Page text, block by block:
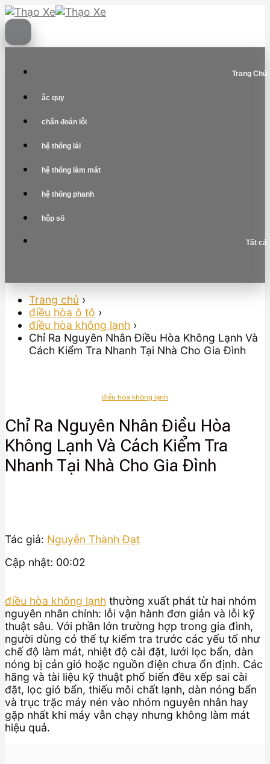
Skip
to
content
Trang Chủ
ắc quy
chẩn đoán lỗi
hệ thống lái
hệ thống làm mát
hệ thống phanh
hộp số
Tất cả
Trang chủ ›
điều hòa ô tô ›
điều hòa không lạnh ›
Chỉ Ra Nguyên Nhân Điều Hòa Không Lạnh Và
Cách Kiểm Tra Nhanh Tại Nhà Cho Gia Đình
điều hòa không lạnh
Chỉ Ra Nguyên Nhân Điều Hòa
Không Lạnh Và Cách Kiểm Tra
Nhanh Tại Nhà Cho Gia Đình
Tác giả: Nguyễn Thành Đạt
Cập nhật: 00:02
điều hòa không lạnh thường xuất phát từ hai nhóm
nguyên nhân chính: lỗi vận hành đơn giản và lỗi kỹ
thuật sâu. Với phần lớn trường hợp trong gia đình,
người dùng có thể tự kiểm tra trước các yếu tố như
chế độ làm mát, nhiệt độ cài đặt, lưới lọc bẩn, dàn
nóng bị cản gió hoặc nguồn điện chưa ổn định. Các
hãng và tài liệu kỹ thuật phổ biến đều xếp sai cài
đặt, lọc gió bẩn, thiếu môi chất lạnh, dàn nóng bẩn
và trục trặc máy nén vào nhóm nguyên nhân hay
gặp nhất khi máy vẫn chạy nhưng không làm mát
hiệu quả.